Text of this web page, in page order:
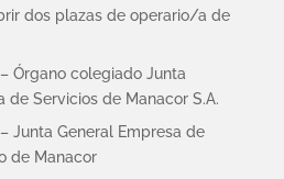
dos plazas de operario/a de
Órgano colegiado Junta
de Servicios de Manacor S.A.
Junta General Empresa de
de Manacor